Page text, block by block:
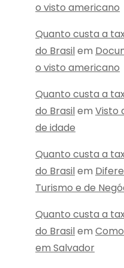
o visto americano
Quanto custa a
do Brasilem
o visto americano
Quanto custa a
do Brasilem Visto
de idade
Quanto custa a
do Brasilem
Turismo e de
Quanto custa a
do Brasilem
em Salvador